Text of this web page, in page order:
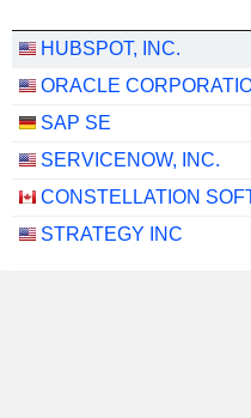
HUBSPOT, INC.
ORACLE
SAP SE
SERVICENOW, INC.
STRATEGY INC